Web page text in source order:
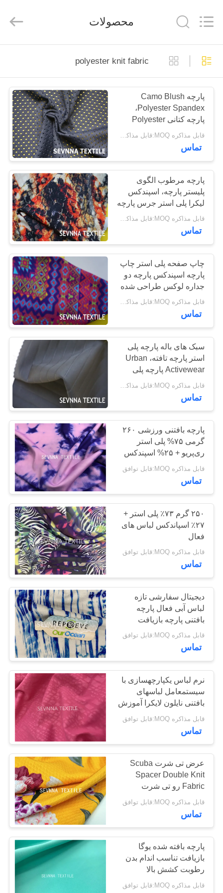
خانه
محصولات
نمایش
VR
درباره
کارخانه
کنترل
کیفیت
ما
تماس
بگیرید
اخبار
موارد
نقشه
سایت
PRIVACY
POLICY
SEVNNA
TEXTILE.
محصولات
polyester knit fabric
پارچه Camo Blush
Polyester Spandex،
پارچه کتانی Polyester
چاپ کت و شلوار
قابل مذاکره MOQ:قابل مذاکره است
تماس
پارچه مرطوب الگوی
پلیستر پارچه، اسپندکس
لیکرا پلی استر جرس پارچه
قابل مذاکره MOQ:قابل مذاکره است
تماس
چاپ صفحه پلی استر چاپ
پارچه اسپندکس پارچه دو
جداره لوکس طراحی شده
قابل مذاکره MOQ:قابل مذاکره است
تماس
سبک های باله پارچه پلی
استر پارچه تافته، Urban
Activewear پارچه پلی
استر سیاه
قابل مذاکره MOQ:قابل مذاکره است
تماس
پارچه بافتنی ورزشی ۲۶۰
گرمی ۷۵% پلی استر
ری‌پریو + ۲۵% اسپندکس
قابل مذاکره MOQ:قابل توافق
تماس
۲۵۰ گرم ۷۳٪ پلی استر +
۲۷٪ اسپاندکس لباس های
فعال
قابل مذاکره MOQ:قابل توافق
تماس
دیجیتال سفارشی تازه
لباس آبی فعال پارچه
بافتنی پارچه بازیافت
محافظت شده در برابر UV
قابل مذاکره MOQ:قابل توافق
تماس
نرم لباس یکپارچهسازی با
سیستمعامل لباسهای
بافتنی نایلون لایکرا آموزش
بافت گل رز قرمز
قابل مذاکره MOQ:قابل توافق
تماس
عرض تی شرت Scuba
Spacer Double Knit
Fabric رو تی شرت
150CM عرض
قابل مذاکره MOQ:قابل توافق
تماس
پارچه بافته شده یوگا
بازیافت تناسب اندام بدن
رطوبت کشش بالا
قابل مذاکره MOQ:قابل توافق